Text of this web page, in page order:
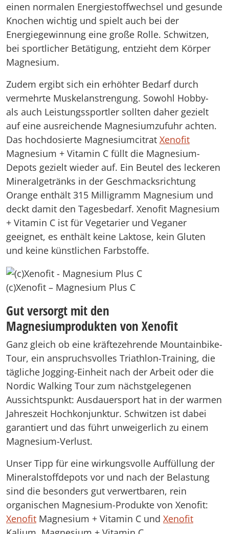
einen normalen Energiestoffwechsel und gesunde
Knochen wichtig und spielt auch bei der
Energiegewinnung eine große Rolle. Schwitzen,
bei sportlicher Betätigung, entzieht dem Körper
Magnesium.
Zudem ergibt sich ein erhöhter Bedarf durch
vermehrte Muskelanstrengung. Sowohl Hobby-
als auch Leistungssportler sollten daher gezielt
auf eine ausreichende Magnesiumzufuhr achten.
Das hochdosierte Magnesiumcitrat Xenofit
Magnesium + Vitamin C füllt die Magnesium-
Depots gezielt wieder auf. Ein Beutel des leckeren
Mineralgetränks in der Geschmacksrichtung
Orange enthält 315 Milligramm Magnesium und
deckt damit den Tagesbedarf. Xenofit Magnesium
+ Vitamin C ist für Vegetarier und Veganer
geeignet, es enthält keine Laktose, kein Gluten
und keine künstlichen Farbstoffe.
(c)Xenofit – Magnesium Plus C
Gut versorgt mit den
Magnesiumprodukten von Xenofit
Ganz gleich ob eine kräftezehrende Mountainbike-
Tour, ein anspruchsvolles Triathlon-Training, die
tägliche Jogging-Einheit nach der Arbeit oder die
Nordic Walking Tour zum nächstgelegenen
Aussichtspunkt: Ausdauersport hat in der warmen
Jahreszeit Hochkonjunktur. Schwitzen ist dabei
garantiert und das führt unweigerlich zu einem
Magnesium-Verlust.
Unser Tipp für eine wirkungsvolle Auffüllung der
Mineralstoffdepots vor und nach der Belastung
sind die besonders gut verwertbaren, rein
organischen Magnesium-Produkte von Xenofit:
Xenofit Magnesium + Vitamin C und Xenofit